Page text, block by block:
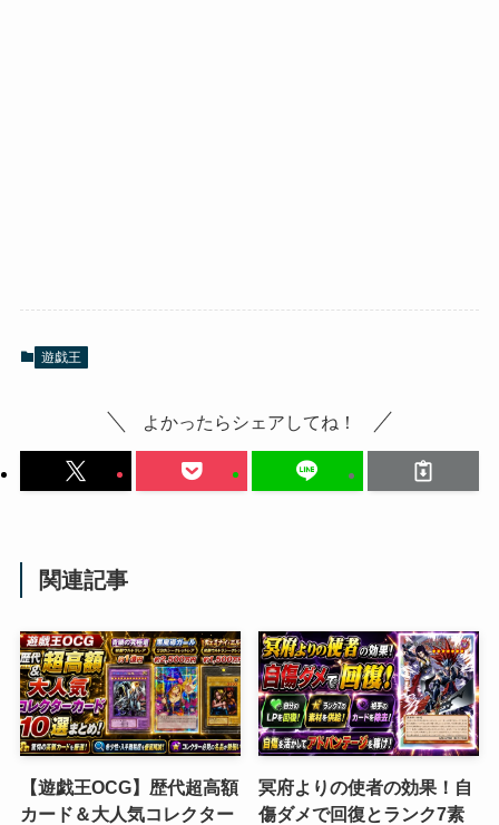
遊戯王
よかったらシェアしてね！
関連記事
【遊戯王OCG】歴代超高額
カード＆大人気コレクター
冥府よりの使者の効果！自
傷ダメで回復とランク7素